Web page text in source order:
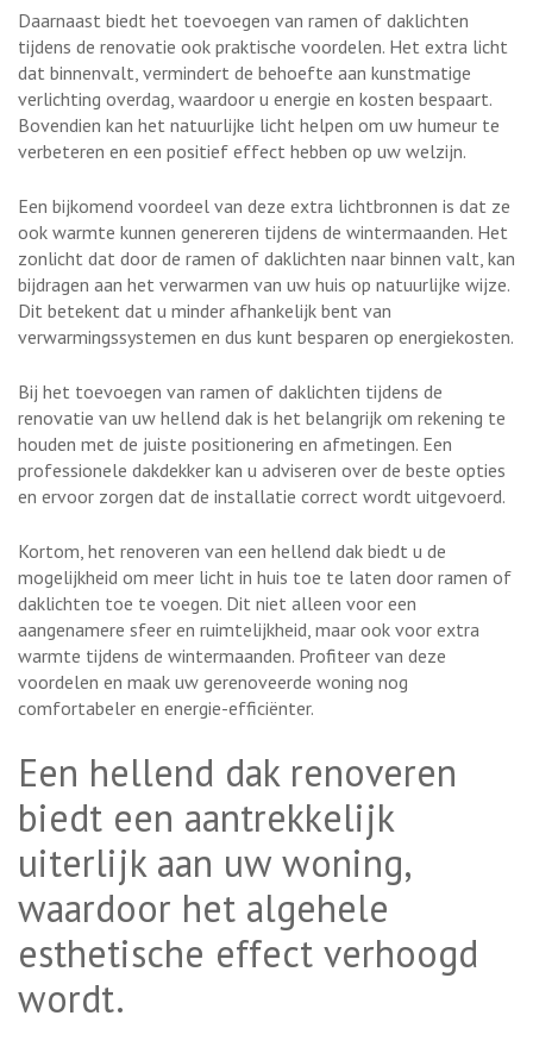
Daarnaast biedt het toevoegen van ramen of daklichten
tijdens de renovatie ook praktische voordelen. Het extra licht
dat binnenvalt, vermindert de behoefte aan kunstmatige
verlichting overdag, waardoor u energie en kosten bespaart.
Bovendien kan het natuurlijke licht helpen om uw humeur te
verbeteren en een positief effect hebben op uw welzijn.
Een bijkomend voordeel van deze extra lichtbronnen is dat ze
ook warmte kunnen genereren tijdens de wintermaanden. Het
zonlicht dat door de ramen of daklichten naar binnen valt, kan
bijdragen aan het verwarmen van uw huis op natuurlijke wijze.
Dit betekent dat u minder afhankelijk bent van
verwarmingssystemen en dus kunt besparen op energiekosten.
Bij het toevoegen van ramen of daklichten tijdens de
renovatie van uw hellend dak is het belangrijk om rekening te
houden met de juiste positionering en afmetingen. Een
professionele dakdekker kan u adviseren over de beste opties
en ervoor zorgen dat de installatie correct wordt uitgevoerd.
Kortom, het renoveren van een hellend dak biedt u de
mogelijkheid om meer licht in huis toe te laten door ramen of
daklichten toe te voegen. Dit niet alleen voor een
aangenamere sfeer en ruimtelijkheid, maar ook voor extra
warmte tijdens de wintermaanden. Profiteer van deze
voordelen en maak uw gerenoveerde woning nog
comfortabeler en energie-efficiënter.
Een hellend dak renoveren
biedt een aantrekkelijk
uiterlijk aan uw woning,
waardoor het algehele
esthetische effect verhoogd
wordt.